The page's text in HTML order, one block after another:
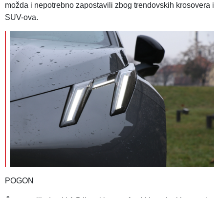
možda i nepotrebno zapostavili zbog trendovskih krosovera i
SUV-ova.
POGON